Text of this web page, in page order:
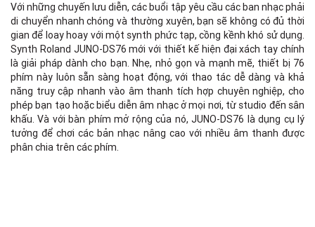
Với những chuyến lưu diễn, các buổi tập yêu cầu các ban nhạc phải
di chuyển nhanh chóng và thường xuyên, bạn sẽ không có đủ thời
gian để loay hoay với một synth phức tạp, cồng kềnh khó sử dụng.
Synth Roland JUNO-DS76 mới với thiết kế hiện đại xách tay chính
là giải pháp dành cho bạn. Nhẹ, nhỏ gọn và mạnh mẽ, thiết bị 76
phím này luôn sẵn sàng hoạt động, với thao tác dễ dàng và khả
năng truy cập nhanh vào âm thanh tích hợp chuyên nghiệp, cho
phép bạn tạo hoặc biểu diễn âm nhạc ở mọi nơi, từ studio đến sân
khấu. Và với bàn phím mở rộng của nó, JUNO-DS76 là dụng cụ lý
tưởng để chơi các bản nhạc nâng cao với nhiều âm thanh được
phân chia trên các phím.